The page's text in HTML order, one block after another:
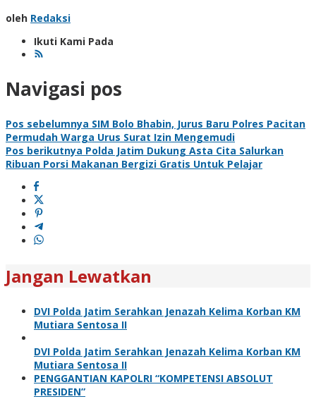
oleh Redaksi
Ikuti Kami Pada
Navigasi pos
Pos sebelumnya SIM Bolo Bhabin, Jurus Baru Polres Pacitan
Permudah Warga Urus Surat Izin Mengemudi
Pos berikutnya Polda Jatim Dukung Asta Cita Salurkan
Ribuan Porsi Makanan Bergizi Gratis Untuk Pelajar
Jangan Lewatkan
DVI Polda Jatim Serahkan Jenazah Kelima Korban KM
Mutiara Sentosa II
DVI Polda Jatim Serahkan Jenazah Kelima Korban KM
Mutiara Sentosa II
PENGGANTIAN KAPOLRI “KOMPETENSI ABSOLUT
PRESIDEN”